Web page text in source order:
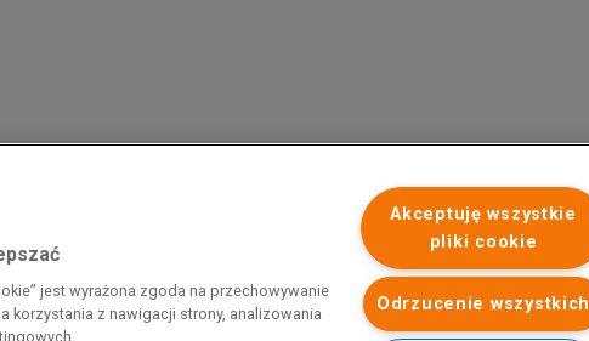
i energii elektrycznej w 2023 r.”. Przedsiębiorca uzyskał
„Pomoc dla sektorów energochłonnych związana z nagłymi
jest wyrażona zgoda na przechowywanie
korzystania z nawigacji strony, analizowania
Akceptuję wszystkie
pliki cookie
Odrzucenie wszystkich